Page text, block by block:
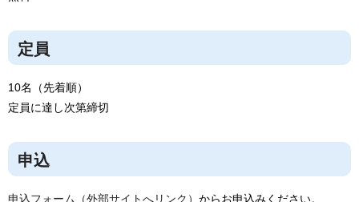
定員
10名（先着順）
定員に達し次第締切
申込
申込フォーム（外部サイトへリンク） からお申込みください。